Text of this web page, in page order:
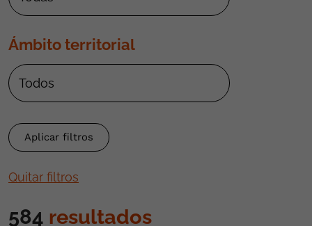
Ámbito territorial
Quitar filtros
584 resultados